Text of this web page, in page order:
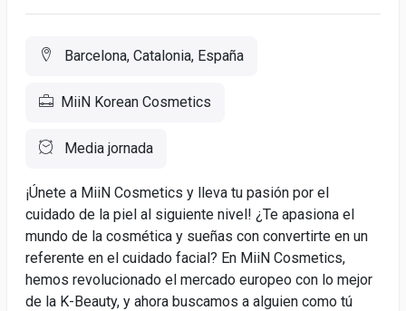
Barcelona, Catalonia, España
MiiN Korean Cosmetics
Media jornada
¡Únete a MiiN Cosmetics y lleva tu pasión por el
cuidado de la piel al siguiente nivel! ¿Te apasiona el
mundo de la cosmética y sueñas con convertirte en un
referente en el cuidado facial? En MiiN Cosmetics,
hemos revolucionado el mercado europeo con lo mejor
de la K-Beauty, y ahora buscamos a alguien como tú